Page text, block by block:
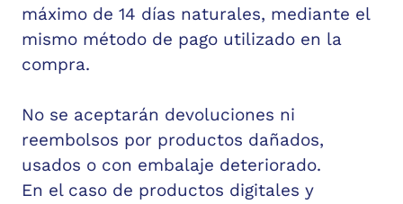
máximo de 14 días naturales, mediante el
mismo método de pago utilizado en la
compra.
No se aceptarán devoluciones ni
reembolsos por productos dañados,
usados o con embalaje deteriorado.
En el caso de productos digitales y